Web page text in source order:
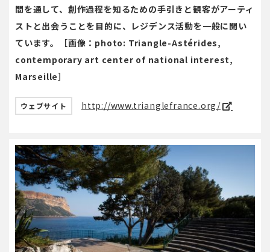
間を通して、創作過程を知るための手引きと観客がアーティ
ストと出会うことを目的に、レジデンス活動を一般に開い
ています。［画像：photo: Triangle-Astérides,
contemporary art center of national interest,
Marseille］
ウェブサイト http://www.trianglefrance.org/